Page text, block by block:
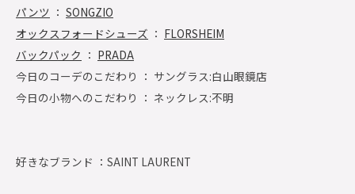
パンツ ： SONGZIO
オックスフォードシューズ ： FLORSHEIM
バックパック ： PRADA
今日のコーデのこだわり ： サングラス:白山眼鏡店
今日の小物へのこだわり ： ネックレス:不明
好きなブランド ： SAINT LAURENT